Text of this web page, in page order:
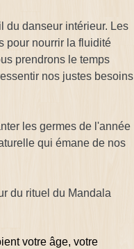
du danseur intérieur. Les
pour nourrir la fluidité
prendrons le temps
nos justes besoins
les germes de l'année
qui émane de nos
du rituel du Mandala
votre âge, votre